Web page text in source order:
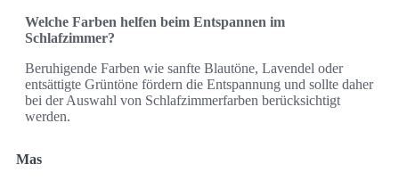
Welche Farben helfen beim Entspannen im
Schlafzimmer?
Beruhigende Farben wie sanfte Blautöne, Lavendel oder
entsättigte Grüntöne fördern die Entspannung und sollte daher
bei der Auswahl von Schlafzimmerfarben berücksichtigt
werden.
Mas